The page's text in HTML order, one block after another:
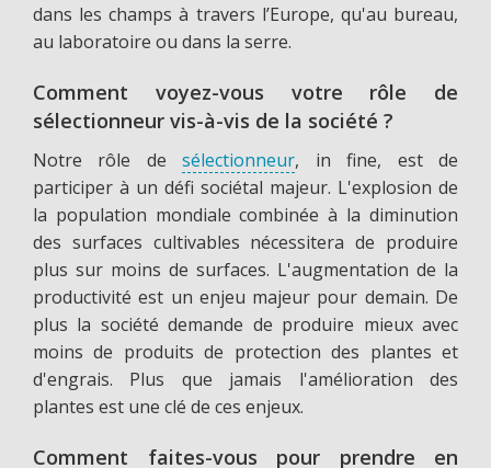
dans les champs à travers l’Europe, qu'au bureau,
au laboratoire ou dans la serre.
Comment voyez-vous votre rôle de
sélectionneur vis-à-vis de la société ?
Notre rôle desélectionneur, in fine, est de
participer à un défi sociétal majeur. L'explosion de
la population mondiale combinée à la diminution
des surfaces cultivables nécessitera de produire
plus sur moins de surfaces. L'augmentation de la
productivité est un enjeu majeur pour demain. De
plus la société demande de produire mieux avec
moins de produits de protection des plantes et
d'engrais. Plus que jamais l'amélioration des
plantes est une clé de ces enjeux.
Comment faites-vous pour prendre en